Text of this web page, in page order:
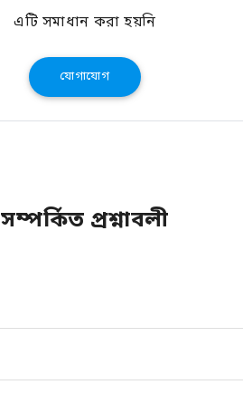
এটি সমাধান করা হয়নি
যোগাযোগ
সম্পর্কিত প্রশ্নাবলী